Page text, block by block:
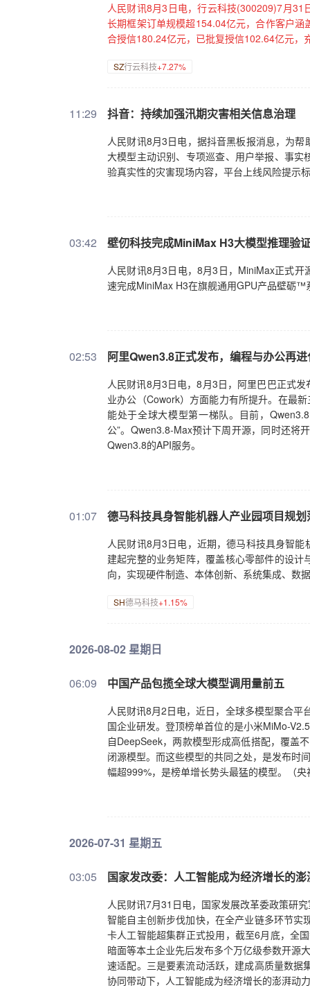
人民财讯8月3日电，行云科技(300209)7月
长期框架订单规模超154.04亿元，合作客户
合授信180.24亿元，已批复授信102.64亿元，
SZ行云科技+7.27%
11:29 抖音：持续加强汛期灾害相关信息治理
人民财讯8月3日电，据抖音黑板报消息，为
大模型主动识别、专项巡查、用户举报、事
验真实性的灾害现场内容，平台上线风险提示
03:42 壁仞科技完成MiniMax H3大模型推理验
人民财讯8月3日电，8月3日，MiniMax正式
速完成MiniMax H3在旗舰通用GPU产品壁砺™
02:53 阿里Qwen3.8正式发布，编程与办公再
人民财讯8月3日电，8月3日，阿里巴巴正式
业办公（Cowork）方面能力有所提升。在最
能处于全球大模型第一梯队。目前，
公”。Qwen3.8-Max预计下周开源，同时还将
Qwen3.8的API服务。
01:07 德马科技具身智能机器人产业园项目规划
人民财讯8月3日电，近期，德马科技具身智
建起完整的业务矩阵，覆盖核心零部件的设
向，实现硬件制造、本体创新、系统集成、数
SH德马科技+1.15%
2026-08-02 星期日
06:09 中国产品包揽全球大模型调用量前五
人民财讯8月2日电，近日，全球多模型聚合
国企业研发。登顶榜单首位的是小米MiMo-
自DeepSeek，两款模型形成高低搭配，覆盖
闭源模型。而这些模型的共同之处，是发布时
幅超999%，是榜单增长势头最猛的模型。（央
2026-07-31 星期五
03:05 国家发改委：人工智能成为经济增长的
人民财讯7月31日电，国家发展改革委政策研
智能自主创新步伐加快，在全产业链多环节
卡人工智能超集群正式投用，截至6月底，全
暗面等本土企业先后发布多个万亿级参数开源
速适配。三是要素流动活跃，建成高质量数
协同带动下，人工智能成为经济增长的澎湃动